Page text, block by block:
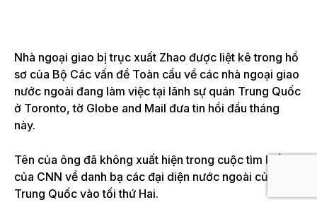
Nhà ngoại giao bị trục xuất Zhao được liệt kê trong hồ
sơ của Bộ Các vấn đề Toàn cầu về các nhà ngoại giao
nước ngoài đang làm việc tại lãnh sự quán Trung Quốc
ở Toronto, tờ Globe and Mail đưa tin hồi đầu tháng
này.
Tên của ông đã không xuất hiện trong cuộc tìm kiếm
của CNN về danh bạ các đại diện nước ngoài của
Trung Quốc vào tối thứ Hai.